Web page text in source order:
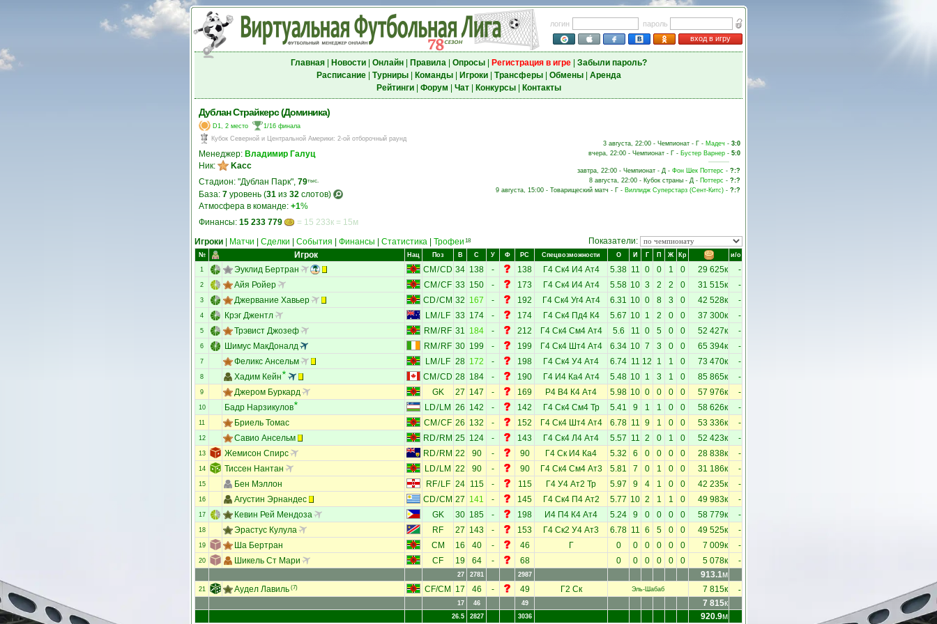
логин
пароль
вход в игру
Главная| Новости| Онлайн| Правила| Опросы| Регистрация в игре| Забыли пароль?
Расписание| Турниры| Команды| Игроки| Трансферы| Обмены| Аренда
Рейтинги| Форум Чат| Конкурсы| Контакты
Дублан Страйкерс (Доминика)
D1, 2 место
1/16 финала
Кубок Северной и Центральной Америки: 2-ой отборочный раунд
Менеджер: Владимир Галуц
Ник:
Kacc
Стадион: "Дублан Парк", 79тыс.
База: 7 уровень (31 из 32 слотов)
Атмосфера в команде: +1%
Финансы: 15 233 779 = 15 233к = 15м
3 августа, 22:00 - Чемпионат - Г - Мадеч - 3:0
вчера, 22:00 - Чемпионат - Г - Бустер Варнер - 5:0
завтра, 22:00 - Чемпионат - Д - Фон Шек Поттерс - ?:?
8 августа, 22:00 - Кубок страны - Д - Поттерс - ?:?
9 августа, 15:00 - Товарищеский матч - Г - Виллидж Суперстарз (Сент-Китс) - ?:?
Игроки Матчи Сделки События Финансы Статистика Трофеи 18 Показатели:
№ Игрок Нац Поз В С У Ф РС Спецвозможности О И Г П Ж Кр и/о
1 Эуклид Бертран CM /CD 34 138 - 138 Г4 Ск4 И4 Ат4 5.38 11 0 0 1 0 29 625к -
2 Айя Ройер CM /CF 33 150 - 173 Г4 Ск4 И4 Ат4 5.58 10 3 2 2 0 31 515к -
3 Джервание Хавьер CD/CM 32 167 - 192 Г4 Ск4 Уг4 Ат4 6.31 10 0 8 3 0 42 528к -
4 Крэг Джентл LM / LF 33 174 - 174 Г4 Ск4 Пд4 К4 5.67 10 1 2 0 0 37 300к -
5 Трэвист Джозеф RM / RF 31 184 - 212 Г4 Ск4 См4 Ат4 5.6 11 0 5 0 0 52 427к -
6 Шимус МакДоналд RM / RF 30 199 - 199 Г4 Ск4 Шт4 Ат4 6.34 10 7 3 0 0 65 394к -
7 Феликс Ансельм LM / LF 28 172 - 198 Г4 Ск4 У4 Ат4 6.74 11 12 1 1 0 73 470к -
8 Хадим Кейн CM /CD 28 184 - 190 Г4 И4 Ка4 Ат4 5.48 10 1 3 1 0 85 865к -
9 Джером Буркард GK 27 147 - 169 Р4 В4 К4 Ат4 5.98 10 0 0 0 0 57 976к -
10 Бадр Нарзикулов LD/ LM 26 142 - 142 Г4 Ск4 См4 Тр 5.41 9 1 1 0 0 58 626к -
11 Бриель Томас CM /CF 26 132 - 152 Г4 Ск4 Шт4 Ат4 6.78 11 9 1 0 0 53 336к -
12 Савио Ансельм RD/ RM 25 124 - 143 Г4 Ск4 Л4 Ат4 5.57 11 2 0 1 0 52 423к -
13 Жемисон Спирс RD/ RM 22 90 - 90 Г4 Ск И4 Ка4 5.32 6 0 0 0 0 28 838к -
14 Тиссен Нантан LD/ LM 22 90 - 90 Г4 Ск4 См4 Ат3 5.81 7 0 1 0 0 31 186к -
15 Бен Мэллон RF/LF 24 115 - 115 Г4 У4 Ат2 Тр 5.97 9 4 1 0 0 42 235к -
16 Агустин Эрнандес CD/CM 27 141 - 145 Г4 Ск4 П4 Ат2 5.77 10 2 1 1 0 49 983к -
17 Кевин Рей Мендоза GK 30 185 - 198 И4 П4 К4 Ат4 5.24 9 0 0 0 0 58 779к -
18 Эрастус Кулула RF 27 143 - 153 Г4 Ск2 У4 Ат3 6.78 11 6 5 0 0 49 525к -
19 Ша Бертран CM 16 40 - 46 Г 0 0 0 0 0 0 7 009к -
20 Шикель Ст Мари CF 19 64 - 68 0 0 0 0 0 0 5 078к -
27 2781 2987 913.1м
21 Аудел Лавиль (7) CF/CM 17 46 - 49 Г2 Ск Эль-Шабаб 7 815к -
17 46 49 7 815к
26.5 2827 3036 920.9м